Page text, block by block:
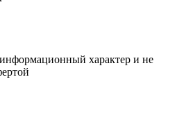
характер и не